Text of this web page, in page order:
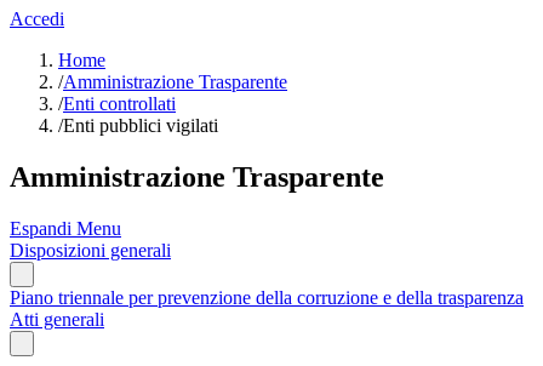
Accedi
Home
/Amministrazione Trasparente
/Enti controllati
/Enti pubblici vigilati
Amministrazione Trasparente
Espandi Menu
Disposizioni generali
Piano triennale per prevenzione della corruzione e della trasparenza
Atti generali